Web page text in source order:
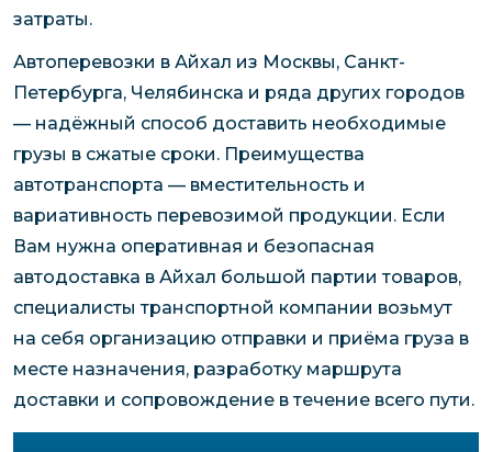
затраты.
Автоперевозки в Айхал из Москвы, Санкт-
Петербурга, Челябинска и ряда других городов
— надёжный способ доставить необходимые
грузы в сжатые сроки. Преимущества
автотранспорта — вместительность и
вариативность перевозимой продукции. Если
Вам нужна оперативная и безопасная
автодоставка в Айхал большой партии товаров,
специалисты транспортной компании возьмут
на себя организацию отправки и приёма груза в
месте назначения, разработку маршрута
доставки и сопровождение в течение всего пути.